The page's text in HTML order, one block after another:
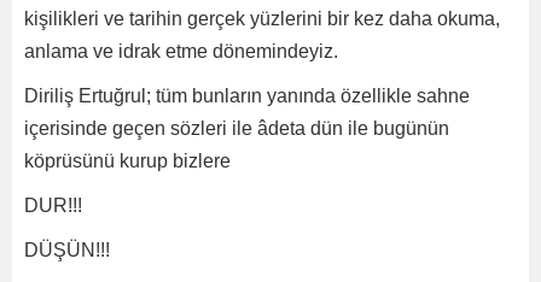
kişilikleri ve tarihin gerçek yüzlerini bir kez daha okuma,
anlama ve idrak etme dönemindeyiz.
Diriliş Ertuğrul; tüm bunların yanında özellikle sahne
içerisinde geçen sözleri ile âdeta dün ile bugünün
köprüsünü kurup bizlere
DUR!!!
DÜŞÜN!!!